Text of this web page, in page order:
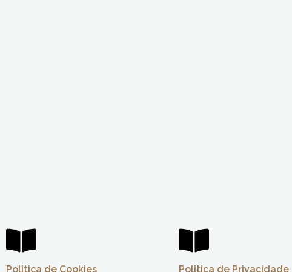
Politica de Cookies Politica de Privacidade